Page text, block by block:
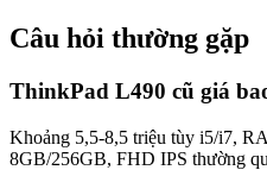
Câu hỏi thường gặp
ThinkPad L490 cũ giá
Khoảng 5,5-8,5 triệu tùy i5/i7,
8GB/256GB, FHD IPS thường